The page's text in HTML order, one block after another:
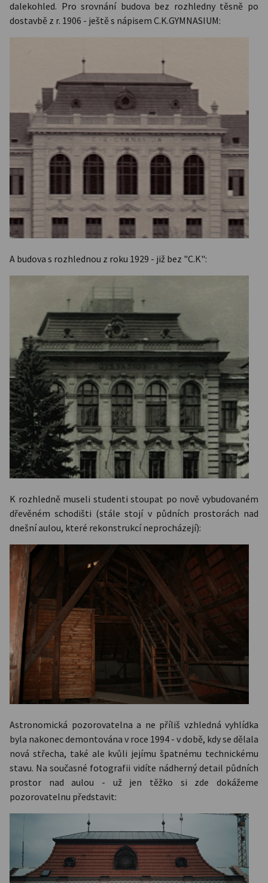
dalekohled. Pro srovnání budova bez rozhledny těsně po
dostavbě z r. 1906 - ještě s nápisem C.K.GYMNASIUM:
A budova s rozhlednou z roku 1929 - již bez "C.K":
K rozhledně museli studenti stoupat po nově vybudovaném
dřevěném schodišti (stále stojí v půdních prostorách nad
dnešní aulou, které rekonstrukcí neprocházejí):
Astronomická pozorovatelna a ne příliš vzhledná vyhlídka
byla nakonec demontována v roce 1994 - v době, kdy se dělala
nová střecha, také ale kvůli jejímu špatnému technickému
stavu. Na současné fotografii vidíte nádherný detail půdních
prostor nad aulou - už jen těžko si zde dokážeme
pozorovatelnu představit: